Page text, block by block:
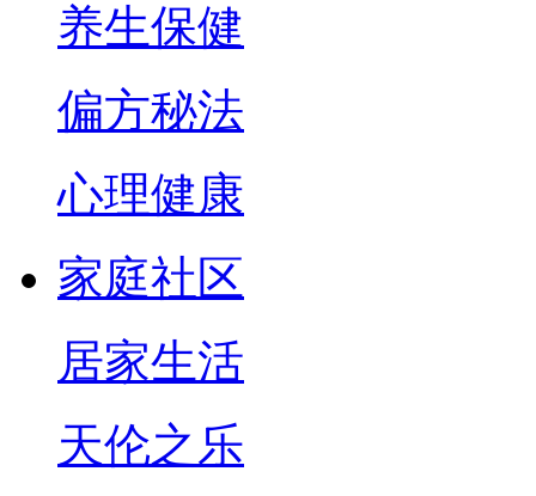
养生保健
偏方秘法
心理健康
家庭社区
居家生活
天伦之乐